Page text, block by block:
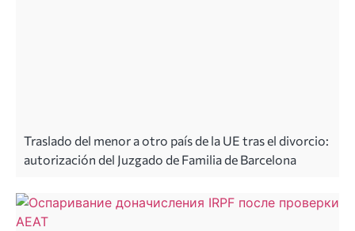
Traslado del menor a otro país de la UE tras el divorcio:
autorización del Juzgado de Familia de Barcelona